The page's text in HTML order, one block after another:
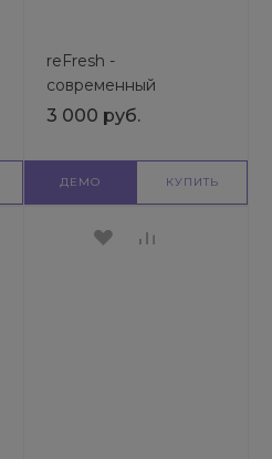
reFresh -
современный
универсальный
Готовый шаблон
универсального сайта
3 000 руб.
ДЕМО КУПИТЬ